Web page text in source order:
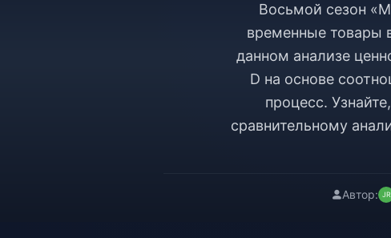
Восьмой сезон
временные товары
данном анализе
D на основе
процесс.
сравнительному
Автор: